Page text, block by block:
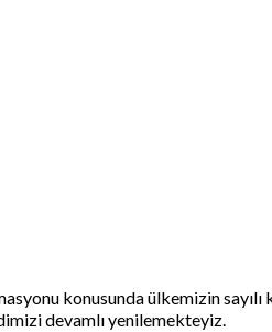
konusunda ülkemizin
devamlı yenilemekteyiz.